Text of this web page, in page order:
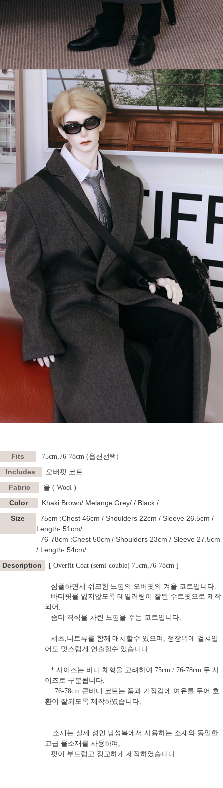
Fits 75cm,76-78cm (옵션선택)
Includes 오버핏 코트
Fabric 울 ( Wool )
Color
Khaki Brown/ Melange Grey/ / Black /
Size
75cm :Chest 46cm / Shoulders 22cm / Sleeve 26.5cm /
Length- 51cm/
76-78cm :Chest 50cm / Shoulders 23cm / Sleeve 27.5cm
/ Length- 54cm/
Description
[ Overfit Coat (semi-double) 75cm,76-78cm ]
심플하면서 쉬크한 느낌의 오버핏의 겨울 코트입니다.
바디핏을 잃지않도록 테일러링이 잘된 수트핏으로 제작
되어,
좀더 격식을 차린 느낌을 주는 코트입니다.
셔츠,니트류를 함께 매치할수 있으며, 정장위에 걸쳐입
어도 멋스럽게 연출할수 있습니다.
* 사이즈는 바디 체형을 고려하여 75cm / 76-78cm 두 사
이즈로 구분됩니다.
76-78cm 큰바디 코트는 품과 기장감에 여유를 두어 호
환이 잘되도록 제작하였습니다.
소재는 실제 성인 남성복에서 사용하는 소재와 동일한
고급 울소재를 사용하여,
핏이 부드럽고 정교하게 제작하였습니다.